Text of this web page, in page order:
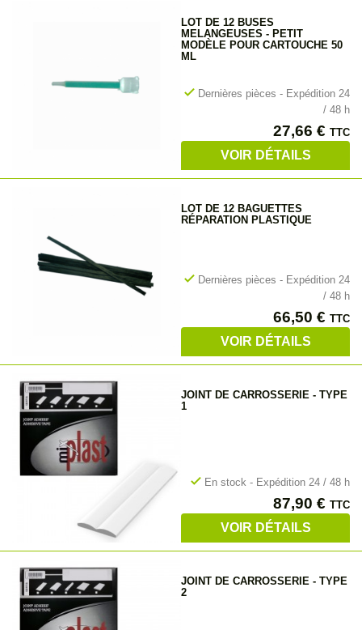
LOT DE 12 BUSES
MELANGEUSES - PETIT
MODÈLE POUR CARTOUCHE 50
ML
check Dernières pièces - Expédition 24
/ 48 h
Prix
27,66 € TTC
VOIR DÉTAILS
LOT DE 12 BAGUETTES
RÉPARATION PLASTIQUE
check Dernières pièces - Expédition 24
/ 48 h
Prix
66,50 € TTC
VOIR DÉTAILS
JOINT DE CARROSSERIE - TYPE
1
check En stock - Expédition 24 / 48 h
Prix
87,90 € TTC
VOIR DÉTAILS
JOINT DE CARROSSERIE - TYPE
2